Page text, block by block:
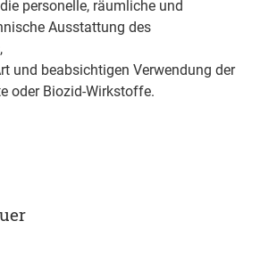
personelle, räumliche und
Ausstattung des
und beabsichtigen Verwendung der
oder Biozid-Wirkstoffe.